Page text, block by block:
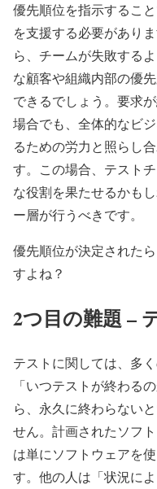
優先順位を指示するこ
を支援する必要があり
ら、チームが失敗する
な顧客や組織内部の優
できるでしょう。要求
場合でも、全体的なビ
るための労力と照らし
す。この場合、テスト
な役割を果たせるかも
ー層が行うべきです。
優先順位が決定された
すよね？
2つ目の難題 –
テストに関しては、多
「いつテストが終わる
ら、永久に終わらない
せん。計画されたソフ
は単にソフトウェアを
す。他の人は「状況に